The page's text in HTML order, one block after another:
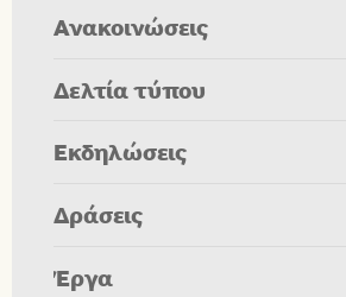
Ανακοινώσεις
Δελτία τύπου
Εκδηλώσεις
Δράσεις
Έργα